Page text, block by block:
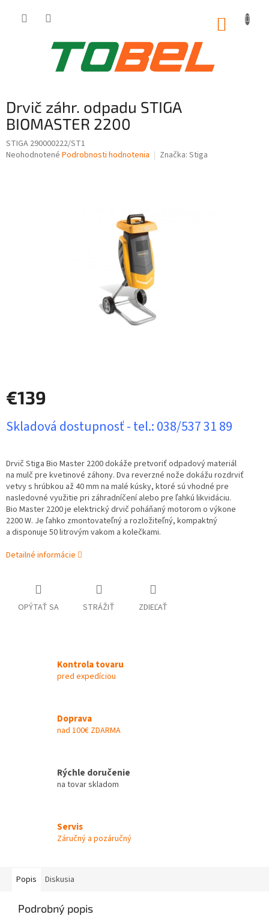
Drvič záhr. odpadu STIGA
BIOMASTER 2200
STIGA 290000222/ST1
Priemerné
Neohodnotené Podrobnosti hodnotenia Značka: Stiga
€139
cena:
Skladová dostupnosť - tel.: 038/537 31 89
Drvič Stiga Bio Master 2200 dokáže pretvoriť odpadový materiál
na mulč pre kvetinové záhony. Dva reverzné nože dokážu rozdrviť
vetvy s hrúbkou až 40 mm na malé kúsky, ktoré sú vhodné pre
nasledovné využitie pri záhradníčení alebo pre ľahkú likvidáciu.
Bio Master 2200 je elektrický drvič poháňaný motorom o výkone
2200 W. Je ľahko zmontovateľný a rozložiteľný, kompaktný
a disponuje 50 litrovým vakom a kolečkami.
Detailné informácie
OPÝTAŤ SA STRÁŽIŤ ZDIEĽAŤ
Kontrola tovaru
pred expedíciou
Doprava
nad 100€ ZDARMA
Rýchle doručenie
na tovar skladom
Servis
Záručný a pozáručný
Popis Diskusia
Podrobný popis